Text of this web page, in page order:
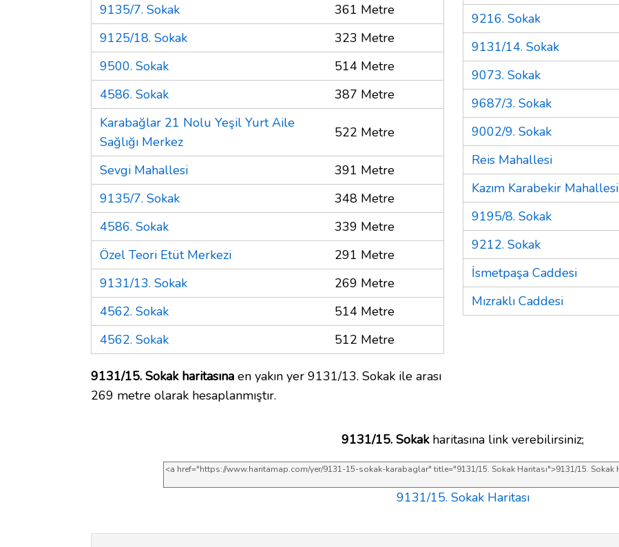
9135/7. Sokak
361 Metre
9125/18. Sokak
323 Metre
9500. Sokak
514 Metre
4586. Sokak
387 Metre
Karabağlar 21 Nolu Yeşil Yurt Aile
Sağlığı Merkez
522 Metre
Sevgi Mahallesi
391 Metre
9135/7. Sokak
348 Metre
4586. Sokak
339 Metre
Özel Teori Etüt Merkezi
291 Metre
9131/13. Sokak
269 Metre
4562. Sokak
514 Metre
4562. Sokak
512 Metre
9131/15. Sokak haritasına en yakın yer 9131/13. Sokak ile arası
269 metre olarak hesaplanmıştır.
9216. Sokak
9131/14. Sokak
9073. Sokak
9687/3. Sokak
9002/9. Sokak
Reis Mahallesi
Kazım Karabekir Mahallesi
9195/8. Sokak
9212. Sokak
İsmetpaşa Caddesi
Mızraklı Caddesi
9131/15. Sokakharitasına link verebilirsiniz;
9131/15. Sokak Haritası